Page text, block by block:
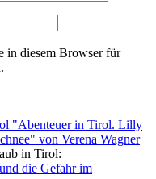
in diesem Browser für
in Tirol:
die Gefahr im